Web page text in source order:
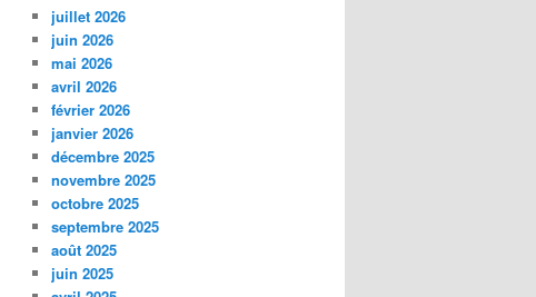
juillet 2026
juin 2026
mai 2026
avril 2026
février 2026
janvier 2026
décembre 2025
novembre 2025
octobre 2025
septembre 2025
août 2025
juin 2025